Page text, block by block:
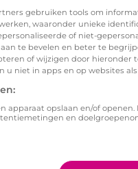
profiel?
Moeilijk om die ene
gebruiken tools om
waaronder unieke
of niet-
te bevelen en beter te
of wijzigen door hieronder
u niet in apps en op websites
apparaat opslaan en/of
en